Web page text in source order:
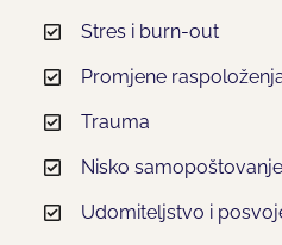
Stres i burn-out
Promjene
Trauma
Nisko samopoštovanje
Udomiteljstvo i